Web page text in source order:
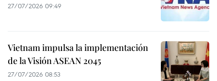
27/07/2026 09:49
Vietnam impulsa la implementación
de la Visión ASEAN 2045
27/07/2026 08:53